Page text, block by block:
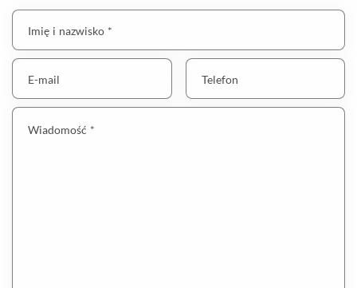
Imię i nazwisko *
E-mail Telefon
Wiadomość *